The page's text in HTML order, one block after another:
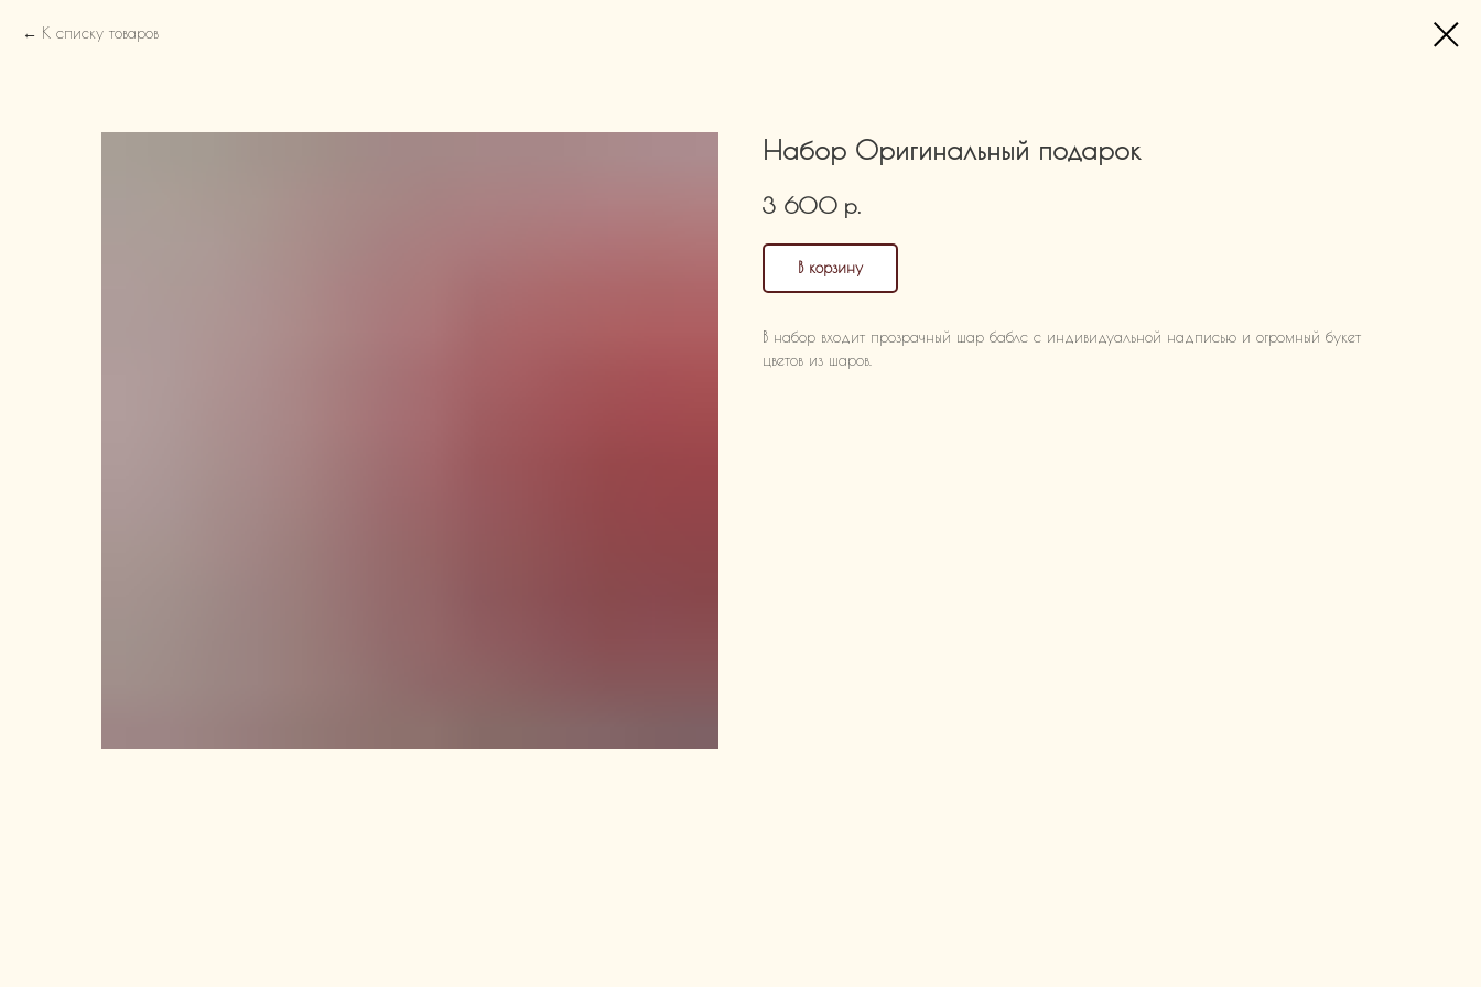
К списку товаров
Набор Оригинальный подарок
3 600 р.
В корзину
В набор входит прозрачный шар баблс с индивидуальной надписью и огромный букет
цветов из шаров.